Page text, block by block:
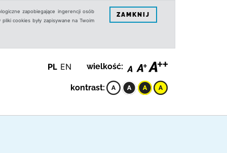
zapobiegające ingerencji osób
cookies były zapisywane na Twoim
ZAMKNIJ
PL EN wielkość:
kontrast: